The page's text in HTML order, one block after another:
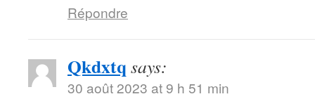
Répondre
Qkdxtq says:
30 août 2023 at 9 h 51 min